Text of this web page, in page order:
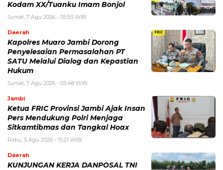
Kodam XX/Tuanku Imam Bonjol
Jumat, 7 Agu 2026 - 05:53 WIB
Daerah
Kapolres Muaro Jambi Dorong
Penyelesaian Permasalahan PT
SATU Melalui Dialog dan Kepastian
Hukum
Jumat, 7 Agu 2026 - 05:48 WIB
Jambi
Ketua FRIC Provinsi Jambi Ajak Insan
Pers Mendukung Polri Menjaga
Sitkamtibmas dan Tangkal Hoax
Rabu, 5 Agu 2026 - 15:21 WIB
Daerah
KUNJUNGAN KERJA DANPOSAL TNI